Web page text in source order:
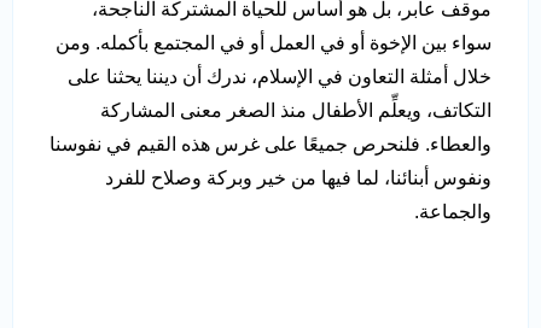
موقف عابر، بل هو أساس للحياة المشتركة الناجحة،
سواء بين الإخوة أو في العمل أو في المجتمع بأكمله. ومن
خلال أمثلة التعاون في الإسلام، ندرك أن ديننا يحثنا على
التكاتف، ويعلِّم الأطفال منذ الصغر معنى المشاركة
والعطاء. فلنحرص جميعًا على غرس هذه القيم في نفوسنا
ونفوس أبنائنا، لما فيها من خير وبركة وصلاح للفرد
والجماعة.